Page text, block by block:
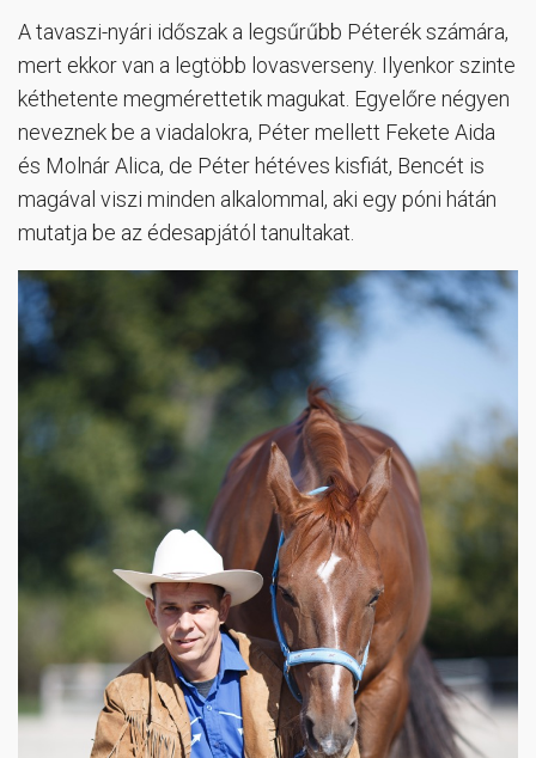
A tavaszi-nyári időszak a legsűrűbb Péterék számára,
mert ekkor van a legtöbb lovasverseny. Ilyenkor szinte
kéthetente megmérettetik magukat. Egyelőre négyen
neveznek be a viadalokra, Péter mellett Fekete Aida
és Molnár Alica, de Péter hétéves kisfiát, Bencét is
magával viszi minden alkalommal, aki egy póni hátán
mutatja be az édesapjától tanultakat.